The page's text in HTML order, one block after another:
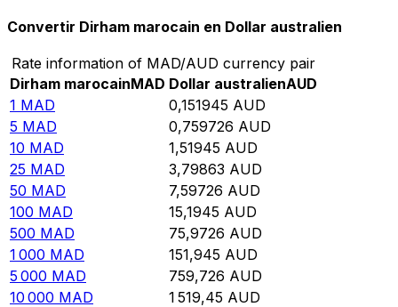
Convertir Dirham marocain en Dollar australien
Rate information of MAD/AUD currency pair
Dirham marocainMAD Dollar australienAUD
1 MAD 0,151945 AUD
5 MAD 0,759726 AUD
10 MAD 1,51945 AUD
25 MAD 3,79863 AUD
50 MAD 7,59726 AUD
100 MAD 15,1945 AUD
500 MAD 75,9726 AUD
1 000 MAD 151,945 AUD
5 000 MAD 759,726 AUD
10 000 MAD 1 519,45 AUD